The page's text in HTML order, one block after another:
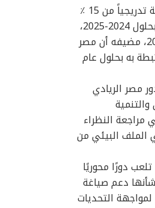
وأشارت السعيد إلى ارتفاع حصة الاستثمارات الخضراء إلى إجمالي الاستثمارات العامة تدريجياً من 15 ٪
في 2020-2021، إلى 40 ٪ في 2022-2023، حيث من المستهدف الوصول إلى 50 ٪ بحلول 2024-2025،
وكذلك زيادة توليد الكهرباء من الطاقة الجديدة والمتجددة إلى 42 ٪ بحلول عام 2035، مضيفه أن مصر
به بحلول عام
مصر الريادي
مراجعة النظراء
الملف البيئي من
دورًا محوريًا
دعم صياغة
التحديات